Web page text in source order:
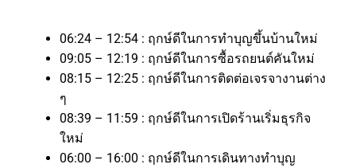
06:24 – 12:54 : ฤกษ์ดีในการทำบุญขึ้นบ้านใหม่
09:05 – 12:19 : ฤกษ์ดีในการซื้อรถยนต์คันใหม่
08:15 – 12:25 : ฤกษ์ดีในการติดต่อเจรจางานต่าง
ๆ
08:39 – 11:59 : ฤกษ์ดีในการเปิดร้านเริ่มธุรกิจ
ใหม่
06:00 – 16:00 : ฤกษ์ดีในการเดินทางทำบุญ